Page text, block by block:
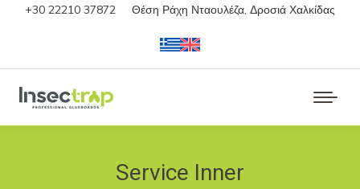
+30 22210 37872 Θέση Ράχη Νταουλέζα, Δροσιά Χαλκίδας
Service Inner